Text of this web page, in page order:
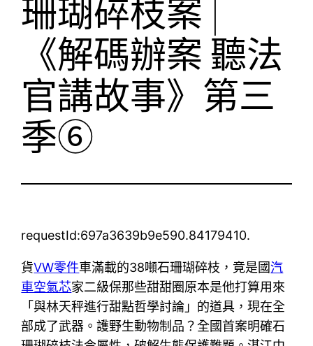
珊瑚碎枝案 |
《解碼辦案 聽法
官講故事》第三
季⑥
requestId:697a3639b9e590.84179410.
貨VW零件車滿載的38噸石珊瑚碎枝，竟是國汽
車空氣芯家二級保那些甜甜圈原本是他打算用來
「與林天秤進行甜點哲學討論」的道具，現在全
部成了武器。護野生動物制品？全國首案明確石